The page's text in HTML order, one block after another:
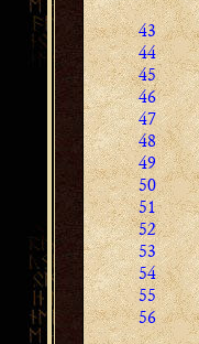
43
44
45
46
47
48
49
50
51
52
53
54
55
56